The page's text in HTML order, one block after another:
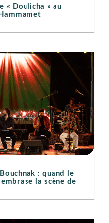
« Doulicha » au
: quand le
la scène de